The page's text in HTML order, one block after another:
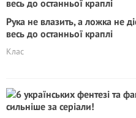
Рука не влазить, а ложка не
весь до останньої краплі
Клас